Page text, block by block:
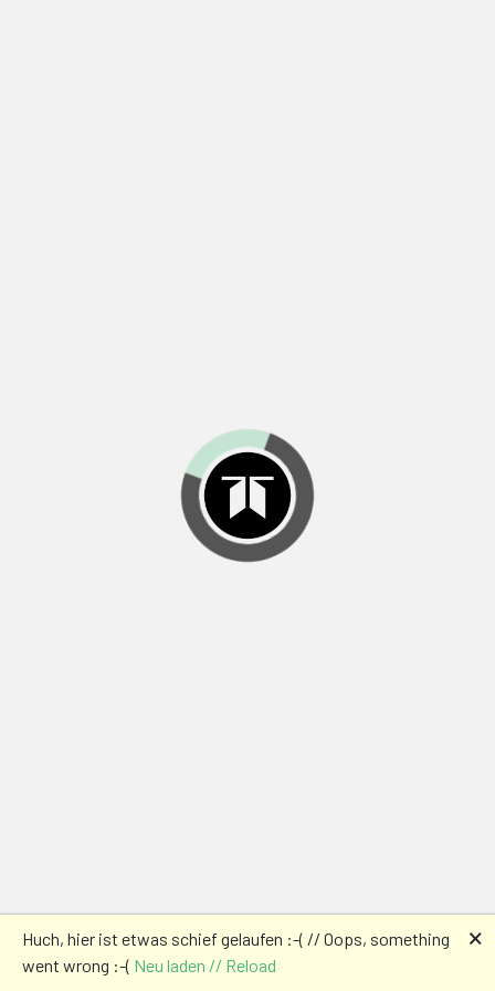
Huch, hier ist etwas schief gelaufen :-( // Oops, something
went wrong :-( Neu laden // Reload
🗙